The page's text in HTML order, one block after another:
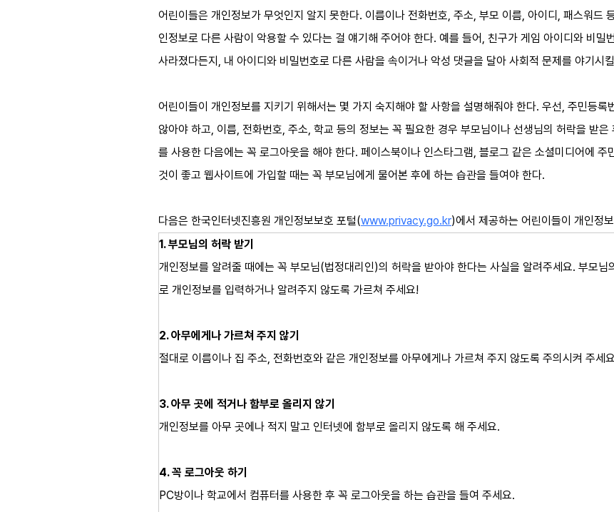
어린이들은 개인정보가 무엇인지 알지 못한다. 이름이나 전화번호, 주소, 부모 이름, 아이디, 패스워드
인정보로 다른 사람이 악용할 수 있다는 걸 얘기해 주어야 한다. 예를 들어, 친구가 게임 아이디와 비
사라졌다든지, 내 아이디와 비밀번호로 다른 사람을 속이거나 악성 댓글을 달아 사회적 문제를 야기시
어린이들이 개인정보를 지키기 위해서는 몇 가지 숙지해야 할 사항을 설명해줘야 한다. 우선, 주민등
않아야 하고, 이름, 전화번호, 주소, 학교 등의 정보는 꼭 필요한 경우 부모님이나 선생님의 허락을 받
를 사용한 다음에는 꼭 로그아웃을 해야 한다. 페이스북이나 인스타그램, 블로그 같은 소셜미디어에
것이 좋고 웹사이트에 가입할 때는 꼭 부모님에게 물어본 후에 하는 습관을 들여야 한다.
다음은 한국인터넷진흥원 개인정보보호 포털(www.privacy.go.kr)에서 제공하는 어린이들이 개인정
1. 부모님의 허락 받기
개인정보를 알려줄 때에는 꼭 부모님(법정대리인)의 허락을 받아야 한다는 사실을 알려주세요. 부모
로 개인정보를 입력하거나 알려주지 않도록 가르쳐 주세요!
2. 아무에게나 가르쳐 주지 않기
절대로 이름이나 집 주소, 전화번호와 같은 개인정보를 아무에게나 가르쳐 주지 않도록 주의시켜 주세
3. 아무 곳에 적거나 함부로 올리지 않기
개인정보를 아무 곳에나 적지 말고 인터넷에 함부로 올리지 않도록 해 주세요.
4. 꼭 로그아웃 하기
PC방이나 학교에서 컴퓨터를 사용한 후 꼭 로그아웃을 하는 습관을 들여 주세요.